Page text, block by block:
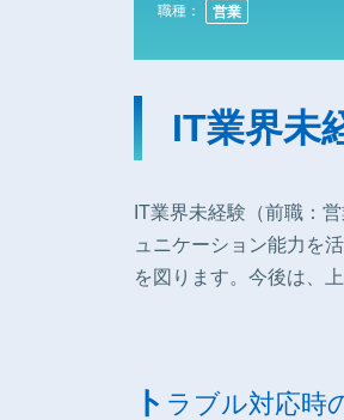
職種：
営業
IT業界未
IT業界未経験（前職：
ュニケーション能力を
を図ります。今後は、
ト ラブル対応時